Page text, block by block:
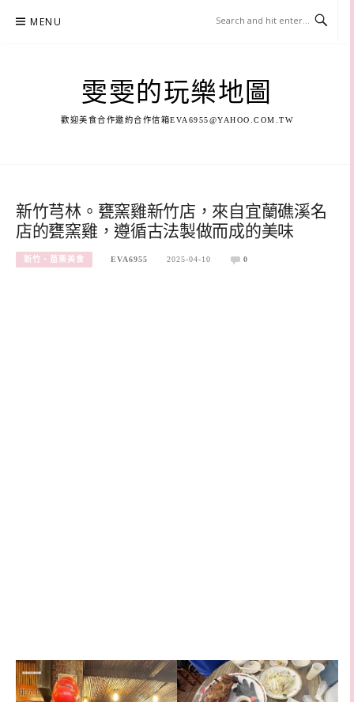
MENU
雯雯的玩樂地圖
歡迎美食合作邀約合作信箱EVA6955@YAHOO.COM.TW
新竹芎林。甕窯雞新竹店，來自宜蘭礁溪名
店的甕窯雞，遵循古法製做而成的美味
新竹、苗栗美食 EVA6955 2025-04-10 0